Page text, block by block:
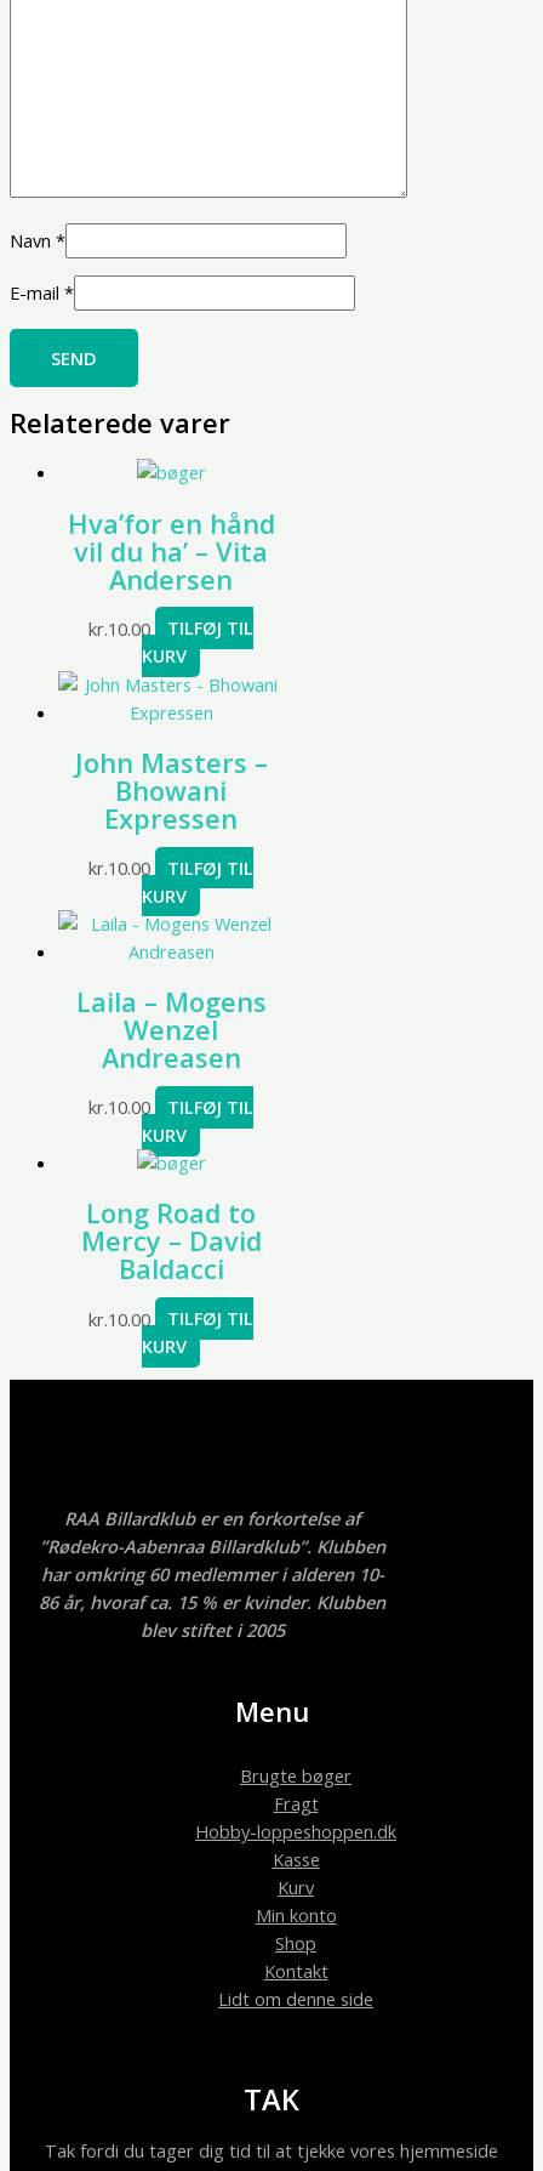
Navn *
E-mail *
Relaterede varer
Hva’for en hånd
vil du ha’ – Vita
Andersen
kr.10.00
TILFØJ TIL
KURV
John Masters –
Bhowani
Expressen
kr.10.00
TILFØJ TIL
KURV
Laila – Mogens
Wenzel
Andreasen
kr.10.00
TILFØJ TIL
KURV
Long Road to
Mercy – David
Baldacci
kr.10.00
TILFØJ TIL
KURV
RAA Billardklub er en forkortelse af
”Rødekro-Aabenraa Billardklub”. Klubben
har omkring 60 medlemmer i alderen 10-
86 år, hvoraf ca. 15 % er kvinder. Klubben
blev stiftet i 2005
Menu
Brugte bøger
Fragt
Hobby-loppeshoppen.dk
Kasse
Kurv
Min konto
Shop
Kontakt
Lidt om denne side
TAK
Tak fordi du tager dig tid til at tjekke vores hjemmeside